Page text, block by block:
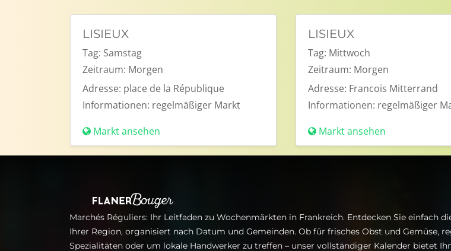
LISIEUX
Tag: Samstag
Zeitraum: Morgen
Adresse: place de la République
Informationen: regelmäßiger Markt
Markt ansehen
LISIEUX
Tag: Mittwoch
Zeitraum: Morgen
Adresse: Francois Mitterrand
Informationen: regelmäßiger
Markt ansehen
Marchés Réguliers: Ihr Leitfaden zu Wochenmärkten in Frankreich. Entdecken Sie einfach
Ihrer Region, organisiert nach Datum und Gemeinden. Ob für frisches Obst und Gemüse,
Spezialitäten oder um lokale Handwerker zu treffen – unser vollständiger Kalender bietet